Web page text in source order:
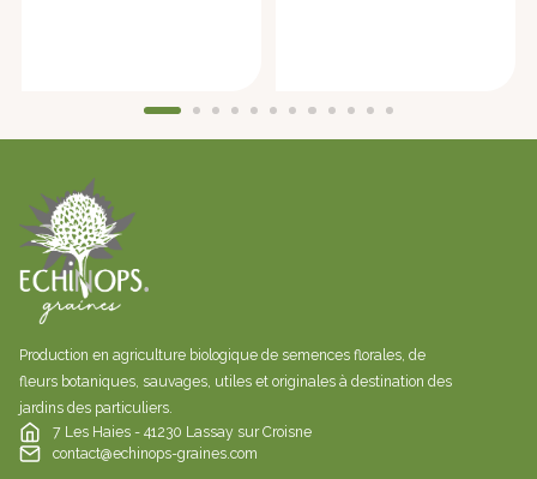
Production en agriculture biologique de semences florales, de
fleurs botaniques, sauvages, utiles et originales à destination des
jardins des particuliers.
7 Les Haies - 41230 Lassay sur Croisne
contact@echinops-graines.com